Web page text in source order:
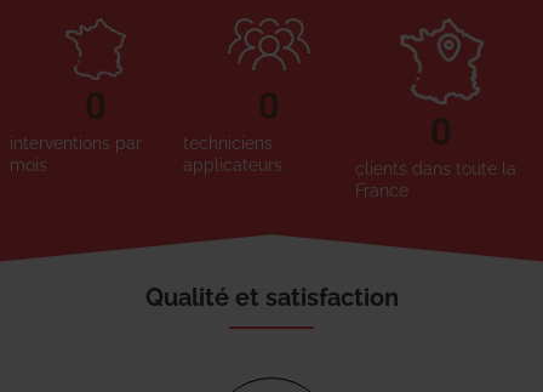
interventions par
mois
0
techniciens
applicateurs
0
clients dans toute la
France
0
Qualité et satisfaction